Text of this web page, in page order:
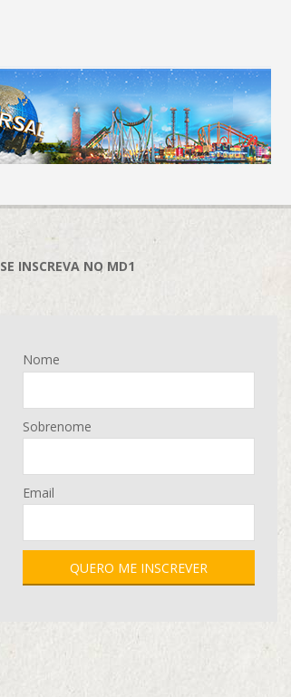
SE INSCREVA NO MD1
Nome
Sobrenome
Email